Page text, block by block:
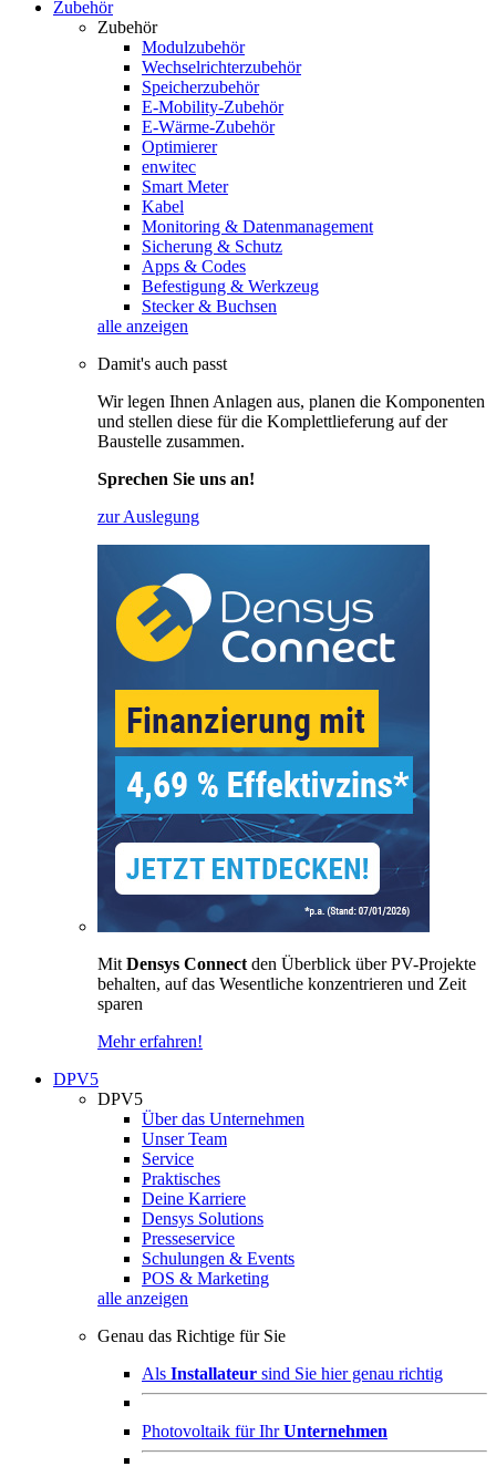
Zubehör
Zubehör
Modulzubehör
Wechselrichterzubehör
Speicherzubehör
E-Mobility-Zubehör
E-Wärme-Zubehör
Optimierer
enwitec
Smart Meter
Kabel
Monitoring & Datenmanagement
Sicherung & Schutz
Apps & Codes
Befestigung & Werkzeug
Stecker & Buchsen
alle anzeigen
Damit's auch passt
Wir legen Ihnen Anlagen aus, planen die Komponenten
und stellen diese für die Komplettlieferung auf der
Baustelle zusammen.
Sprechen Sie uns an!
zur Auslegung
Mit Densys Connect den Überblick über PV-Projekte
behalten, auf das Wesentliche konzentrieren und Zeit
sparen
Mehr erfahren!
DPV5
DPV5
Über das Unternehmen
Unser Team
Service
Praktisches
Deine Karriere
Densys Solutions
Presseservice
Schulungen & Events
POS & Marketing
alle anzeigen
Genau das Richtige für Sie
Als Installateur sind Sie hier genau richtig
Photovoltaik für IhrUnternehmen